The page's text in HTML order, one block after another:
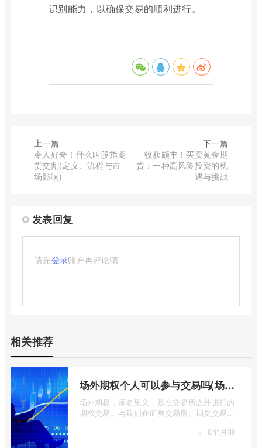
识别能力，以确保交易的顺利进行。
上一篇
令人好奇！什么叫股指期
货交割(定义、流程与市
场影响)
下一篇
收获颇丰！买卖黄金期
货：一种高风险投资的机
遇与挑战
发表回复
请先登录账户再评论哦
相关推荐
场外期权个人可以参与交易吗(场外个股期权怎样交易)
场外期权，顾名思义，是在交易所之外进行的
期权交易。与我们在证券交易所、期货交易所
· 8个月前